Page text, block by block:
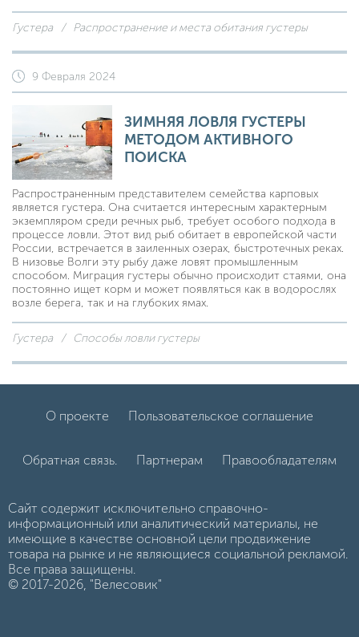
Густера Распространение и места обитания густеры
9 Февраля 2024
ЗИМНЯЯ ЛОВЛЯ ГУСТЕРЫ
МЕТОДОМ АКТИВНОГО
ПОИСКА
Распространенным представителем семейства карповых
является густера. Она считается интересным характерным
экземпляром среди речных рыб, требует особого подхода в
процессе ловли. Этот вид рыб обитает в европейской части
России, встречается в заиленных озерах, быстротечных реках.
В низовье Волги эту рыбу даже ловят промышленным
способом. Миграция густеры обычно происходит стаями, она
постоянно ищет корм и может появляться как в водорослях
возле берега, так и на глубоких ямах.
Густера Способы ловли густеры
О проекте Пользовательское соглашение
Обратная связь. Партнерам Правообладателям
Сайт содержит исключительно справочно-
информационный или аналитический материалы, не
имеющие в качестве основной цели продвижение
товара на рынке и не являющиеся социальной рекламой.
Все права защищены.
© 2017-2026, "Велесовик"